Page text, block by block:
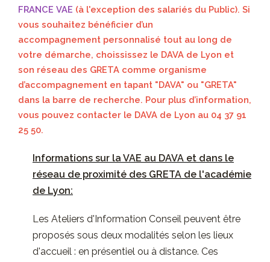
FRANCE VAE (à l'exception des salariés du Public). Si
vous souhaitez bénéficier d’un
accompagnement personnalisé tout au long de
votre démarche, choississez le DAVA de Lyon et
son réseau des GRETA comme organisme
d’accompagnement en tapant "DAVA" ou "GRETA"
dans la barre de recherche. Pour plus d’information,
vous pouvez contacter le DAVA de Lyon au 04 37 91
25 50.
Informations sur la VAE au DAVA et dans le
réseau de proximité des GRETA de l'académie
de Lyon:
Les Ateliers d'Information Conseil peuvent être
proposés sous deux modalités selon les lieux
d'accueil : en présentiel ou à distance. Ces